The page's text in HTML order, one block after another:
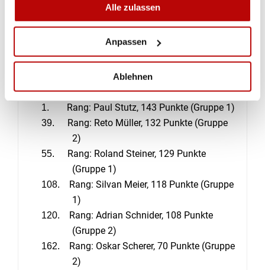
Alle zulassen
Anpassen
Ablehnen
fortgesetzt wurde. Paul Stutz zeigte sich mit den
Resultaten seiner Gruppe sehr zufrieden und war
selbst überrascht, als er vom Gesamtsieg am
1. Rang: Paul Stutz, 143 Punkte (Gruppe 1)
39.
Rang: Reto Müller, 132 Punkte (Gruppe
2)
55.
Rang: Roland Steiner, 129 Punkte
(Gruppe 1)
108.
Rang: Silvan Meier, 118 Punkte (Gruppe
1)
120.
Rang: Adrian Schnider, 108 Punkte
(Gruppe 2)
162.
Rang: Oskar Scherer, 70 Punkte (Gruppe
2)